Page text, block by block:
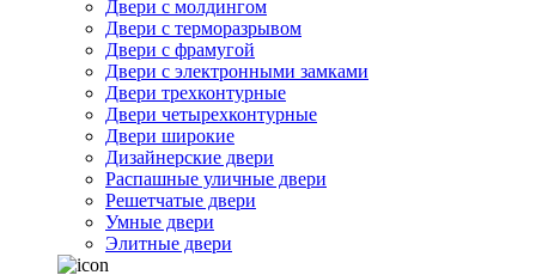
Двери с молдингом
Двери с терморазрывом
Двери с фрамугой
Двери с электронными замками
Двери трехконтурные
Двери четырехконтурные
Двери широкие
Дизайнерские двери
Распашные уличные двери
Решетчатые двери
Умные двери
Элитные двери